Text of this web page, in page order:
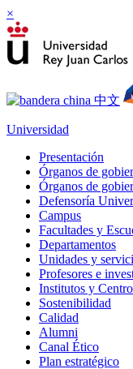
×
Universidad
Presentación
Órganos de
Órganos de
Defensoría
Campus
Facultades y
Departamentos
Unidades y
Profesores e
Institutos y
Sostenibilidad
Calidad
Alumni
Canal Ético
Plan estratégico